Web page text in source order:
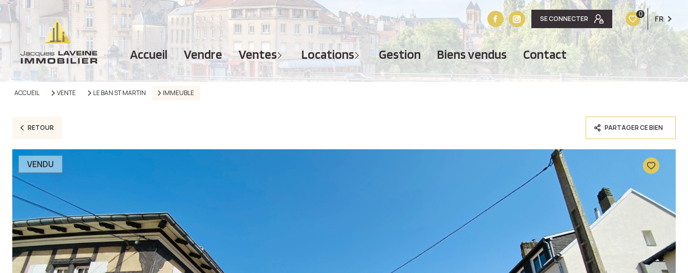
SE CONNECTER
0 FR
accueil vendre ventes
MAISONS
APPARTEMENTS
TERRAINS
IMMEUBLES
GARAGES - PARKINGS
locations
APPARTEMENTS
TERRAINS
IMMEUBLES
GARAGES - PARKINGS
gestion biens vendus contact
ACCUEIL VENTE LE BAN ST MARTIN IMMEUBLE
RETOUR PARTAGER CE BIEN
VENDU